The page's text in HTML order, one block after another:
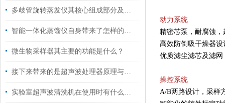
多歧管旋转蒸发仪其核心组成部分及功能如下
智能一体化蒸馏仪自身带来了怎样的技术特点呢？
微生物采样器其主要的功能是什么？
接下来带来的是超声波处理器原理与特点
实验室超声波清洗机在使用时有什么技巧呢？
动力系统
精密芯泵，耐腐蚀
高效防倒吸干燥器
优质滤尘滤芯及滤
操控系统
A/B两路设计，采样